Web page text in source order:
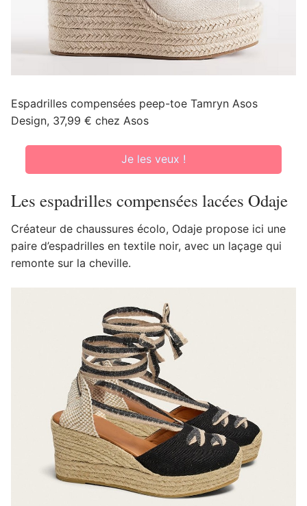
Espadrilles compensées peep-toe Tamryn Asos
Design, 37,99 € chez Asos
Je les veux !
Les espadrilles compensées lacées Odaje
Créateur de chaussures écolo, Odaje propose ici une
paire d’espadrilles en textile noir, avec un laçage qui
remonte sur la cheville.